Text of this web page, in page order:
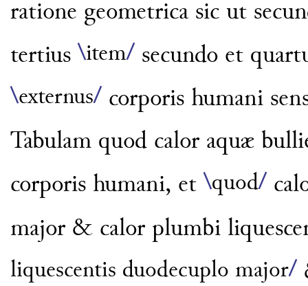
ratione geometrica sic ut
tertius \item/ secundo et
\externus/ corporis humani
Tabulam quod calor aquæ
corporis humani, et \quod/
major & calor plumbi
liquescentis duodecuplo major/